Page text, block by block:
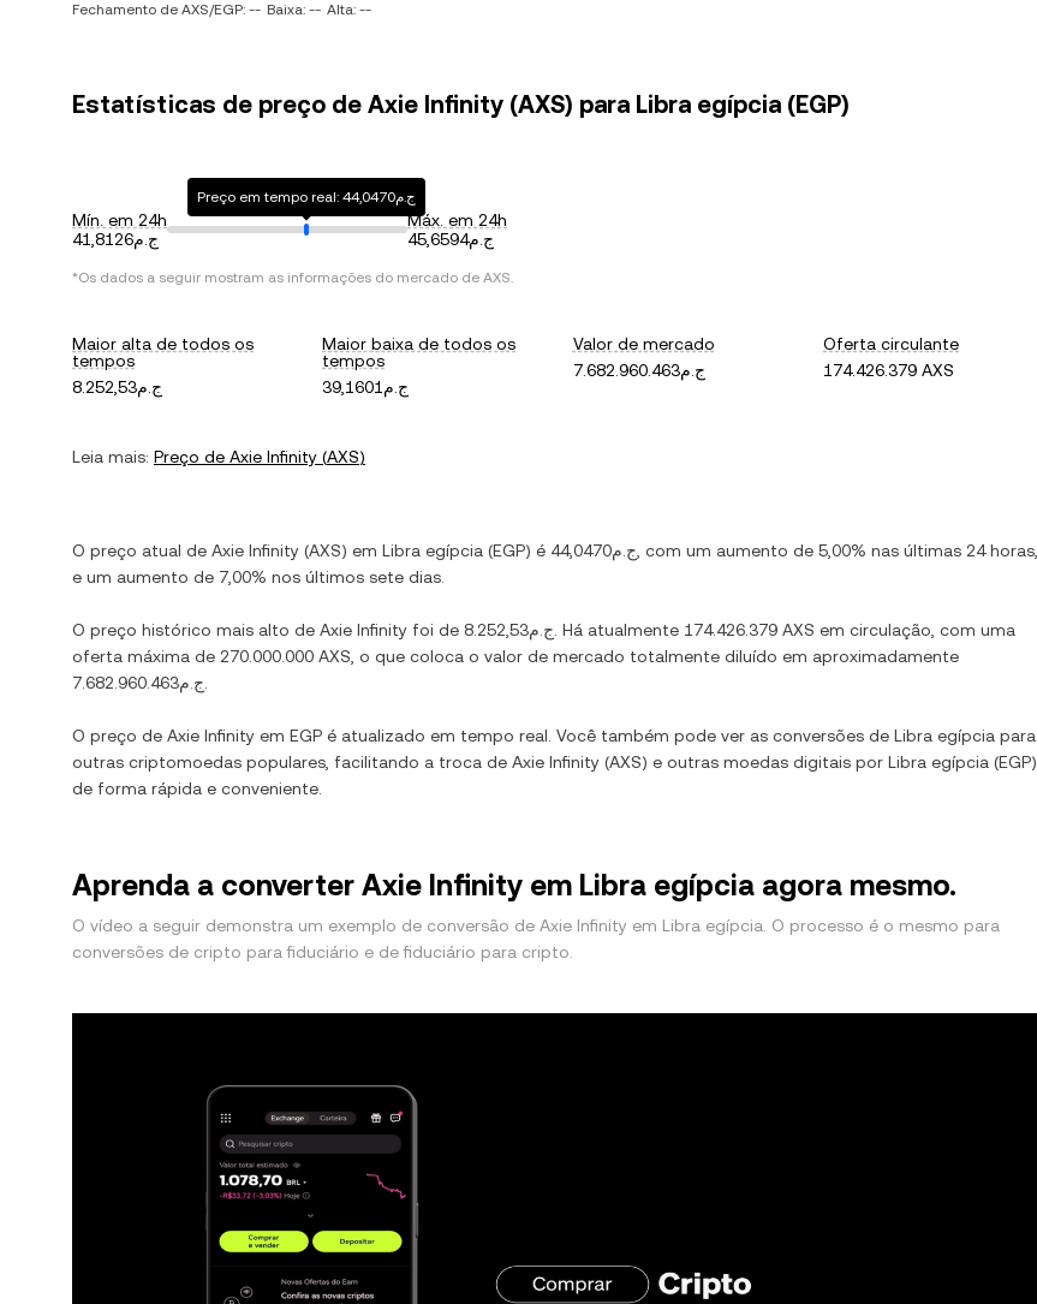
Fechamento de AXS/EGP: -- Baixa: -- Alta: --
Estatísticas de preço de Axie Infinity (AXS) para Libra egípcia (EGP)
Mín. em 24h
ج.م41,8126
Preço em tempo real: ج.م44,0470
Máx. em 24h
ج.م45,6594
*Os dados a seguir mostram as informações do mercado de AXS.
Maior alta de todos os
tempos
ج.م8.252,53
Maior baixa de todos os
tempos
ج.م39,1601
Valor de mercado
ج.م7.682.960.463
Oferta circulante
174.426.379 AXS
Leia mais: Preço de Axie Infinity (AXS)
O preço atual de Axie Infinity (AXS) em Libra egípcia (EGP) é ج.م44,0470 , com um aumento de 5,00% nas últimas 24 horas,
e um aumento de 7,00% nos últimos sete dias.
O preço histórico mais alto de Axie Infinity foi de ج.م8.252,53 . Há atualmente 174.426.379 AXS em circulação, com uma
oferta máxima de 270.000.000 AXS , o que coloca o valor de mercado totalmente diluído em aproximadamente
ج.م7.682.960.463
O preço de Axie Infinity em EGP é atualizado em tempo real. Você também pode ver as conversões de Libra egípcia para
outras criptomoedas populares, facilitando a troca de Axie Infinity (AXS) e outras moedas digitais por Libra egípcia (EGP)
de forma rápida e conveniente.
Aprenda a converter Axie Infinity em Libra egípcia agora mesmo.
O vídeo a seguir demonstra um exemplo de conversão de Axie Infinity em Libra egípcia. O processo é o mesmo para
conversões de cripto para fiduciário e de fiduciário para cripto.